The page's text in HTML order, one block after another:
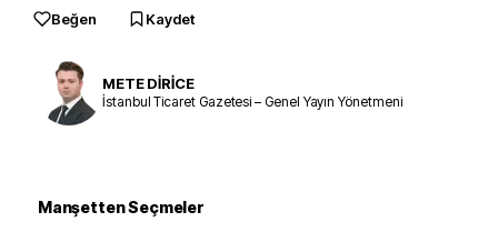
Beğen Kaydet
METE DİRİCE
İstanbul Ticaret Gazetesi – Genel Yayın Yönetmeni
Manşetten Seçmeler